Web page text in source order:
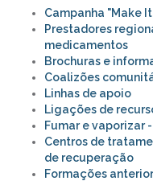
Campanha "Make
Prestadores
medicamentos
Brochuras e
Coalizões
Linhas de apoio
Ligações de
Fumar e vaporizar
Centros de
de recuperação
Formações